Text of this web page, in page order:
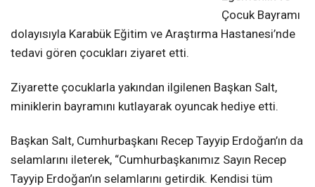
Çocuk Bayramı
dolayısıyla Karabük Eğitim ve Araştırma Hastanesi’nde
tedavi gören çocukları ziyaret etti.
Ziyarette çocuklarla yakından ilgilenen Başkan Salt,
miniklerin bayramını kutlayarak oyuncak hediye etti.
Başkan Salt, Cumhurbaşkanı Recep Tayyip Erdoğan’ın da
selamlarını ileterek, “Cumhurbaşkanımız Sayın Recep
Tayyip Erdoğan’ın selamlarını getirdik. Kendisi tüm